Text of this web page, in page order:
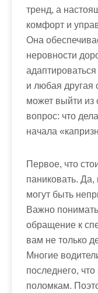
тренд, а
комфорт и
Она
неровности
и любая другая
может выйти из
вопрос: что
начала
Первое, что
паниковать.
могут быть
Важно
обращение к
вам не только
Многие
последнего,
поломкам.